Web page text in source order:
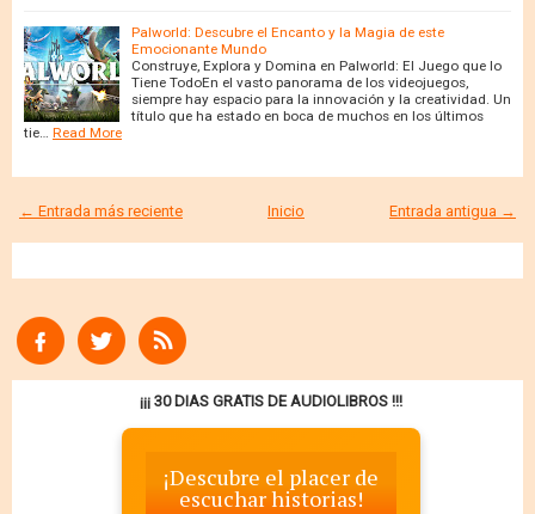
Palworld: Descubre el Encanto y la Magia de este
Emocionante Mundo
Construye, Explora y Domina en Palworld: El Juego que lo
Tiene TodoEn el vasto panorama de los videojuegos,
siempre hay espacio para la innovación y la creatividad. Un
título que ha estado en boca de muchos en los últimos
tie… Read More
← Entrada más reciente Entrada antigua →
Inicio
¡¡¡ 30 DIAS GRATIS DE AUDIOLIBROS !!!
¡Descubre el placer de
escuchar historias!